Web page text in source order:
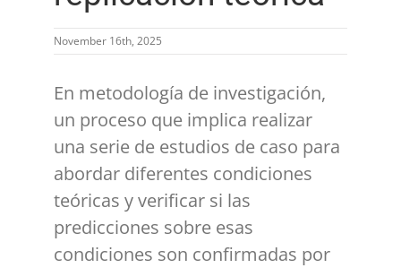
November 16th, 2025
En metodología de investigación,
un proceso que implica realizar
una serie de estudios de caso para
abordar diferentes condiciones
teóricas y verificar si las
predicciones sobre esas
condiciones son confirmadas por